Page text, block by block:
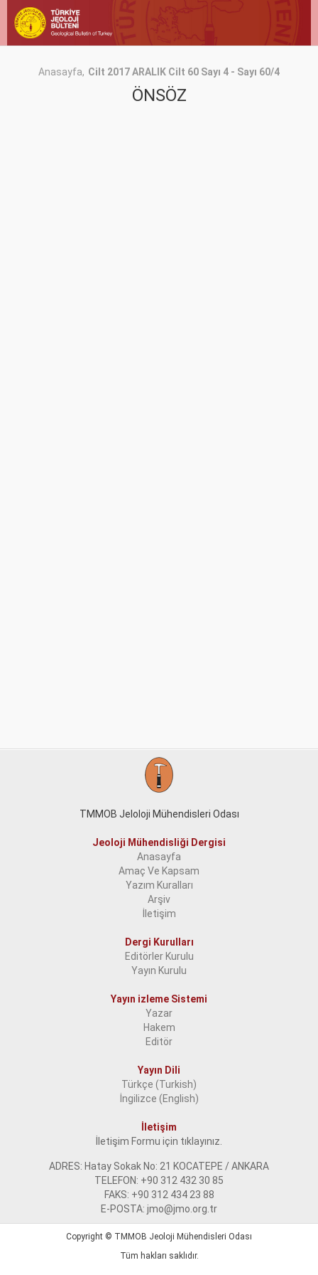
Anasayfa Cilt 2017 ARALIK Cilt 60 Sayı 4 - Sayı 60/4
ÖNSÖZ
TMMOB Jeloloji Mühendisleri Odası
Jeoloji Mühendisliği Dergisi
Anasayfa
Amaç Ve Kapsam
Yazım Kuralları
Arşiv
İletişim
Dergi Kurulları
Editörler Kurulu
Yayın Kurulu
Yayın izleme Sistemi
Yazar
Hakem
Editör
Yayın Dili
Türkçe (Turkish)
İngilizce (English)
İletişim
İletişim Formu için tıklayınız.
ADRES: Hatay Sokak No: 21 KOCATEPE / ANKARA
TELEFON: +90 312 432 30 85
FAKS: +90 312 434 23 88
E-POSTA: jmo@jmo.org.tr
Copyright © TMMOB Jeoloji Mühendisleri Odası
Tüm hakları saklıdır.